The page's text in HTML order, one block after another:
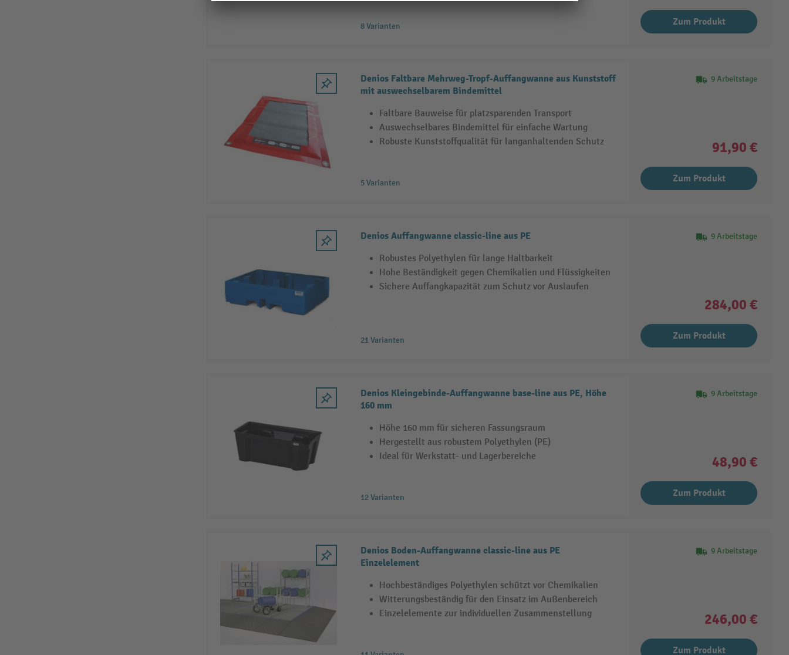
8 Varianten Zum Produkt
Denios Faltbare Mehrweg-Tropf-Auffangwanne aus Kunststoff
mit auswechselbarem Bindemittel
Faltbare Bauweise für platzsparenden Transport
Auswechselbares Bindemittel für einfache Wartung
Robuste Kunststoffqualität für langanhaltenden Schutz
5 Varianten
9 Arbeitstage
91,90 €
Zum Produkt
Denios Auffangwanne classic-line aus PE
Robustes Polyethylen für lange Haltbarkeit
Hohe Beständigkeit gegen Chemikalien und Flüssigkeiten
Sichere Auffangkapazität zum Schutz vor Auslaufen
21 Varianten
9 Arbeitstage
284,00 €
Zum Produkt
Denios Kleingebinde-Auffangwanne base-line aus PE, Höhe
160 mm
Höhe 160 mm für sicheren Fassungsraum
Hergestellt aus robustem Polyethylen (PE)
Ideal für Werkstatt- und Lagerbereiche
12 Varianten
9 Arbeitstage
48,90 €
Zum Produkt
Denios Boden-Auffangwanne classic-line aus PE
Einzelelement
Hochbeständiges Polyethylen schützt vor Chemikalien
Witterungsbeständig für den Einsatz im Außenbereich
Einzelelemente zur individuellen Zusammenstellung
9 Arbeitstage
246,00 €
Zum Produkt